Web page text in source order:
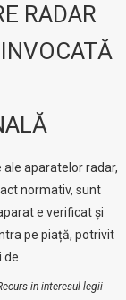
RADAR
aparatelor radar,
normativ, sunt
e verificat și
pe piață, potrivit
de
in interesul legii